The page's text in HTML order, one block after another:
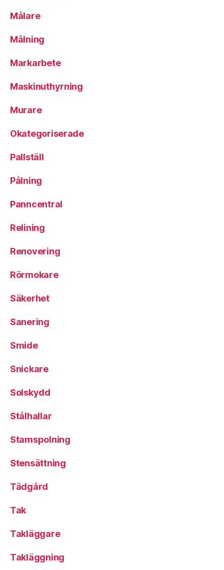
Målare
Målning
Markarbete
Maskinuthyrning
Murare
Okategoriserade
Pallställ
Pålning
Panncentral
Relining
Renovering
Rörmokare
Säkerhet
Sanering
Smide
Snickare
Solskydd
Stålhallar
Stamspolning
Stensättning
Tädgård
Tak
Takläggare
Takläggning